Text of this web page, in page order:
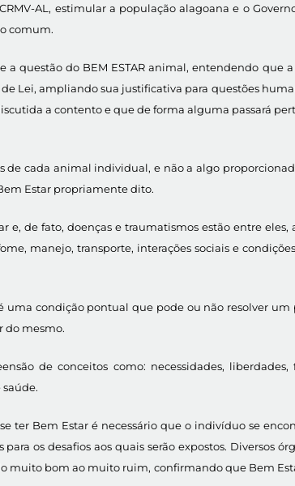
AL, estimular a população alagoana e o
comum.
questão do BEM ESTAR animal, entendendo que
Lei, ampliando sua justificativa para questões
a contento e que de forma alguma passará
de cada animal individual, e não a algo
Estar propriamente dito.
e, de fato, doenças e traumatismos estão entre
manejo, transporte, interações sociais e
uma condição pontual que pode ou não resolver
do mesmo.
de conceitos como: necessidades,
ter Bem Estar é necessário que o indivíduo se
os desafios aos quais serão expostos. Diversos
muito bom ao muito ruim, confirmando que Bem